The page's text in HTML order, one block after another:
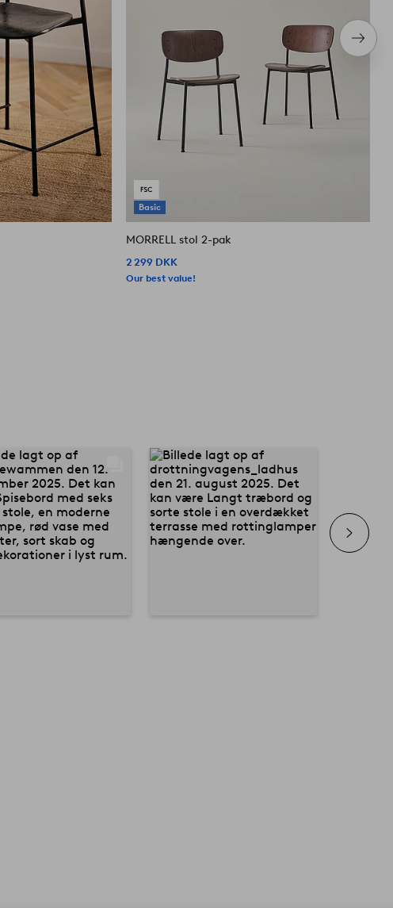
Basic
MORRELL stol 2-pak
2 299 DKK
Our best value!
Næste